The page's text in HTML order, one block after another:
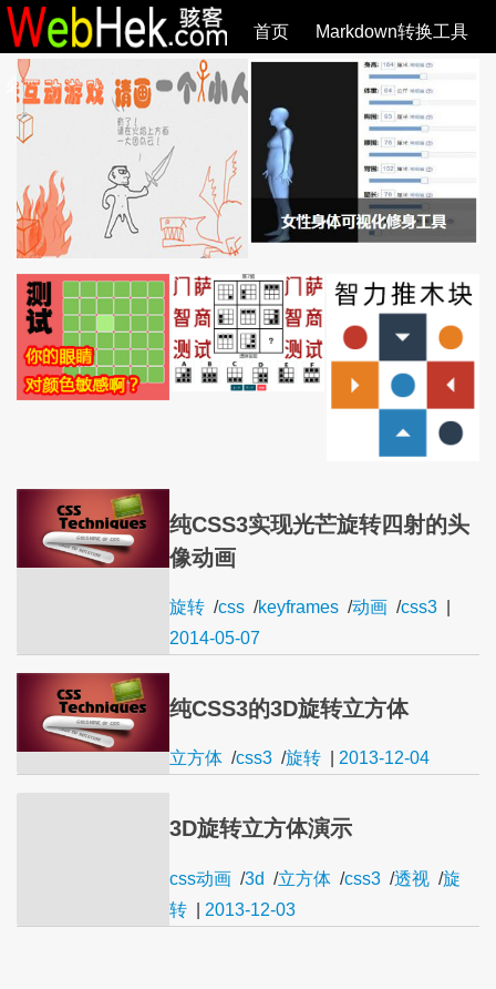
首页 Markdown转换工具
必观作品 SVG教程 SVG手册 全部文章
纯CSS3实现光芒旋转四射的头
像动画
旋转 /css /keyframes /动画 /css3
2014-05-07
纯CSS3的3D旋转立方体
立方体 /css3 /旋转 2013-12-04
3D旋转立方体演示
css动画 /3d /立方体 /css3 /透视 /旋
转
2013-12-03